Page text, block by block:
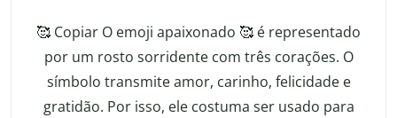
🥰 Copiar O emoji apaixonado 🥰 é representado
por um rosto sorridente com três corações. O
símbolo transmite amor, carinho, felicidade e
gratidão. Por isso, ele costuma ser usado para